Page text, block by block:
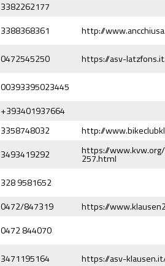
3382262177
3388368361 http://
0472545250 https://asv-
00393395023445
+393401937664
3358748032 http://
3493419292 https://
257.html
328 9581652
0472/847319 https://
0472 844070
3471195164 https://asv-